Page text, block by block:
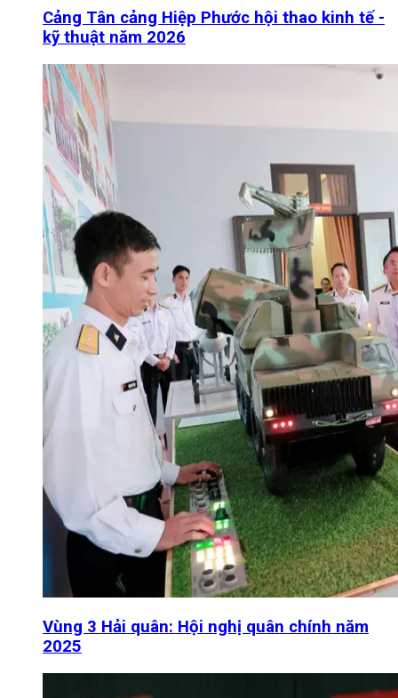
Cảng Tân cảng Hiệp Phước hội thao kinh tế -
kỹ thuật năm 2026
Vùng 3 Hải quân: Hội nghị quân chính năm
2025